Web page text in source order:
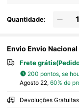
Quantidade:
Envio Envio Nacional
Frete
200 pontos, se
Agosto 22, 60% de
Devoluções Gratuitas